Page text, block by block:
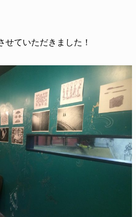
せていただきました！